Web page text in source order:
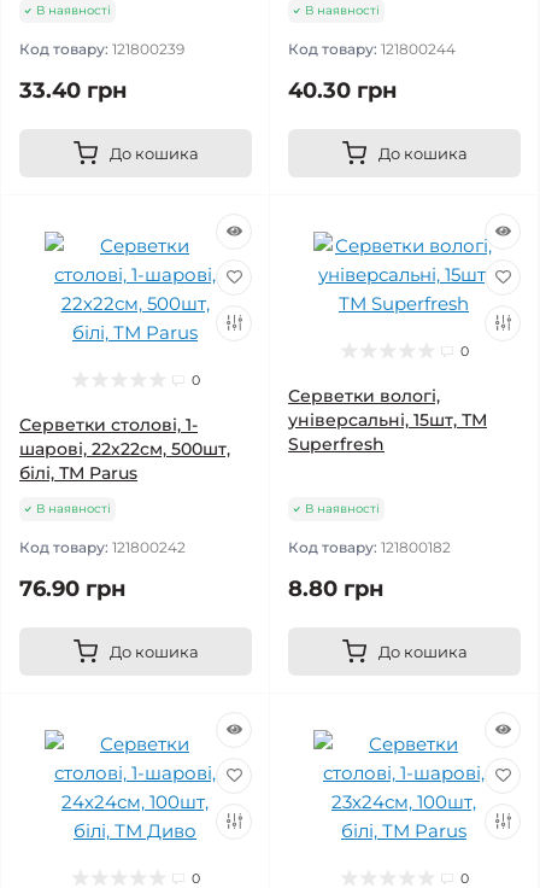
В наявності
Код товару: 121800239
33.40 грн
До кошика
В наявності
Код товару: 121800244
40.30 грн
До кошика
0
Серветки столові, 1-
шарові, 22х22см, 500шт,
білі, ТМ Parus
В наявності
Код товару: 121800242
76.90 грн
До кошика
0
Серветки вологі,
універсальні, 15шт, ТМ
Superfresh
В наявності
Код товару: 121800182
8.80 грн
До кошика
0 0